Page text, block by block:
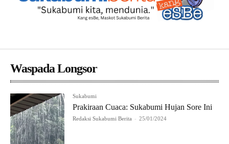
Waspada Longsor
Sukabumi
Prakiraan Cuaca: Sukabumi Hujan Sore Ini
Redaksi Sukabumi Berita - 25/01/2024